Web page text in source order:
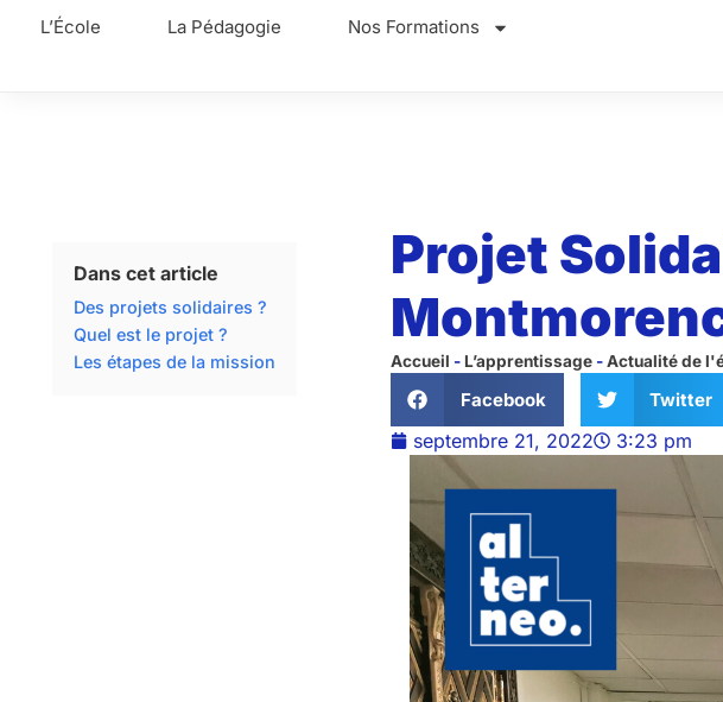
L’École La Pédagogie Nos Formations
Dans cet article
Des projets solidaires ?
Quel est le projet ?
Les étapes de la mission
Projet
Accueil - L’apprentissage -Actualité de
Facebook Twitter
septembre 21, 2022 3:23 pm